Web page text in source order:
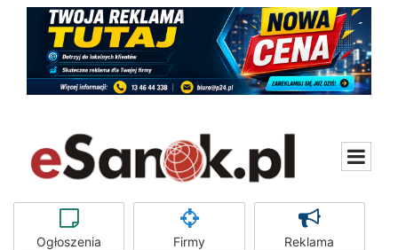
Ogłoszenia Firmy Reklama